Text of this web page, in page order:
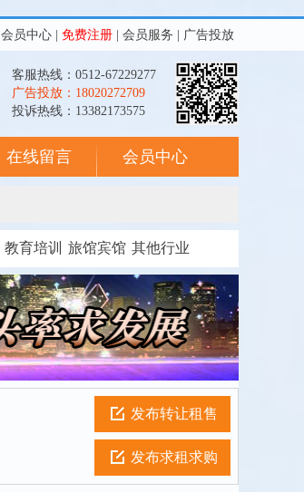
会员中心 免费注册 会员服务 广告投放
客服热线：0512-67229277
广告投放：18020272709
投诉热线：13382173575
在线留言 会员中心
教育培训 旅馆宾馆 其他行业
发布转让租售
发布求租求购